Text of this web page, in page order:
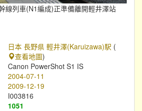
線列車(N1編成)正準備離開輕井澤站
日本 長野県 輕井澤(Karuizawa)駅 (
查看地圖)
Canon PowerShot S1 IS
2004-07-11
2009-12-19
I003816
1051